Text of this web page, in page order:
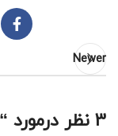
Newer
3 نظر درمورد “